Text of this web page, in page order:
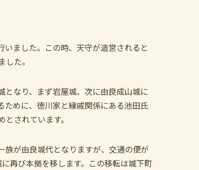
ました。この時、天守が造営されると
た。
なり、まず岩屋城、次に由良成山城に
ために、徳川家と縁戚関係にある池田氏
されています。
族が由良城代となりますが、交通の便が
再び本拠を移します。この移転は城下町